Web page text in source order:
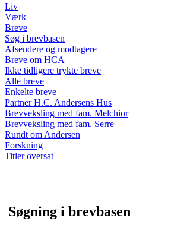
Liv
Værk
Breve
Søg i brevbasen
Afsendere og modtagere
Breve om HCA
Ikke tidligere trykte breve
Alle breve
Enkelte breve
Partner H.C. Andersens Hus
Brevveksling med fam. Melchior
Brevveksling med fam. Serre
Rundt om Andersen
Forskning
Titler oversat
Søgning i brevbasen